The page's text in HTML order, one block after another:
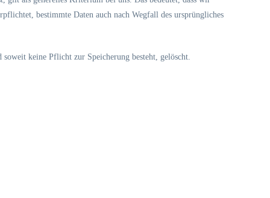
bestimmte Daten auch nach Wegfall des ursprüngliches
keine Pflicht zur Speicherung besteht, gelöscht.